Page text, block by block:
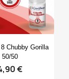
Chubby Gorilla
50/50
€